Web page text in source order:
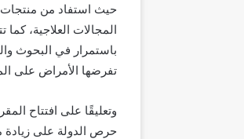
المجالات العلاجية،
باستمرار في البحوث
تفرضها الأمراض على
وتعليقًا على افتتاح
حرص الدولة على زيادة